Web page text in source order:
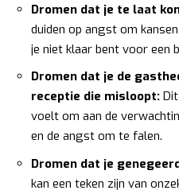
Dromen dat je te laat
duiden op angst om
je niet klaar bent voor een
Dromen dat je de
receptie die misloopt:
voelt om aan de
en de angst om te falen.
Dromen dat je
kan een teken zijn van